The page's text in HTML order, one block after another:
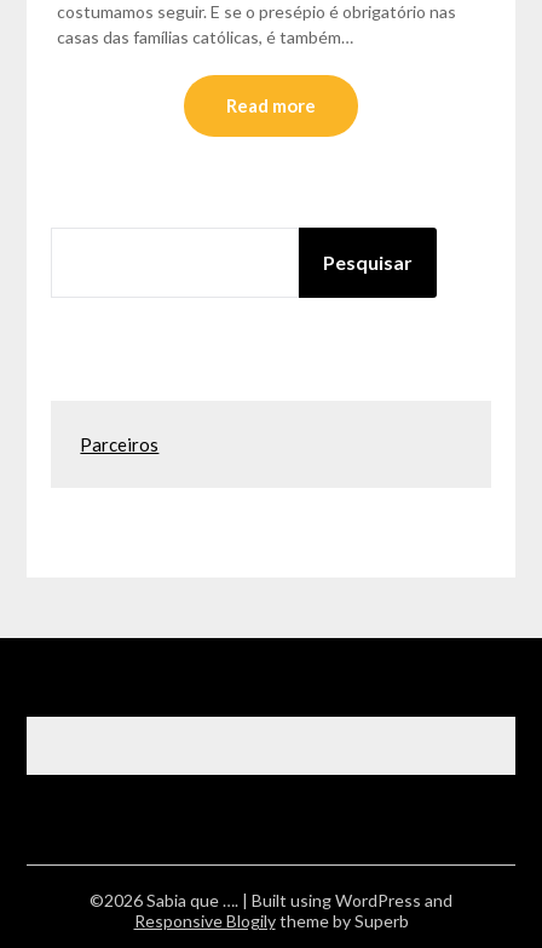
costumamos seguir. E se o presépio é obrigatório nas
casas das famílias católicas, é também…
Read more
Pesquisar
Parceiros
©2026 Sabia que …. | Built using WordPress and
Responsive Blogilytheme by Superb